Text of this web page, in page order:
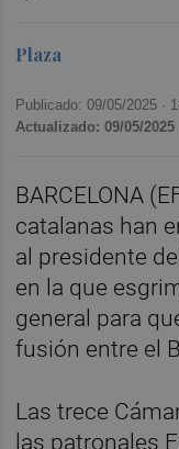
Plaza
Publicado: 09/05/2025 ·
Actualizado: 09/05/2025
BARCELONA
catalanas han
al presidente
en la que
general para
fusión entre el
Las trece
las patronales